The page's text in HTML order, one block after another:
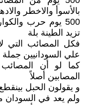
بالأسوأ والاخطر
500 يوم حرب
تزيد الطينة بلة
فكل المصائب التي
علي السودانيين جملة
كما لو أن المصائب
المصابين أصلاً
و يقولون الحبل
ولم يعد في السودان